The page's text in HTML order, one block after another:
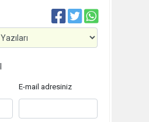
E-mail adresiniz